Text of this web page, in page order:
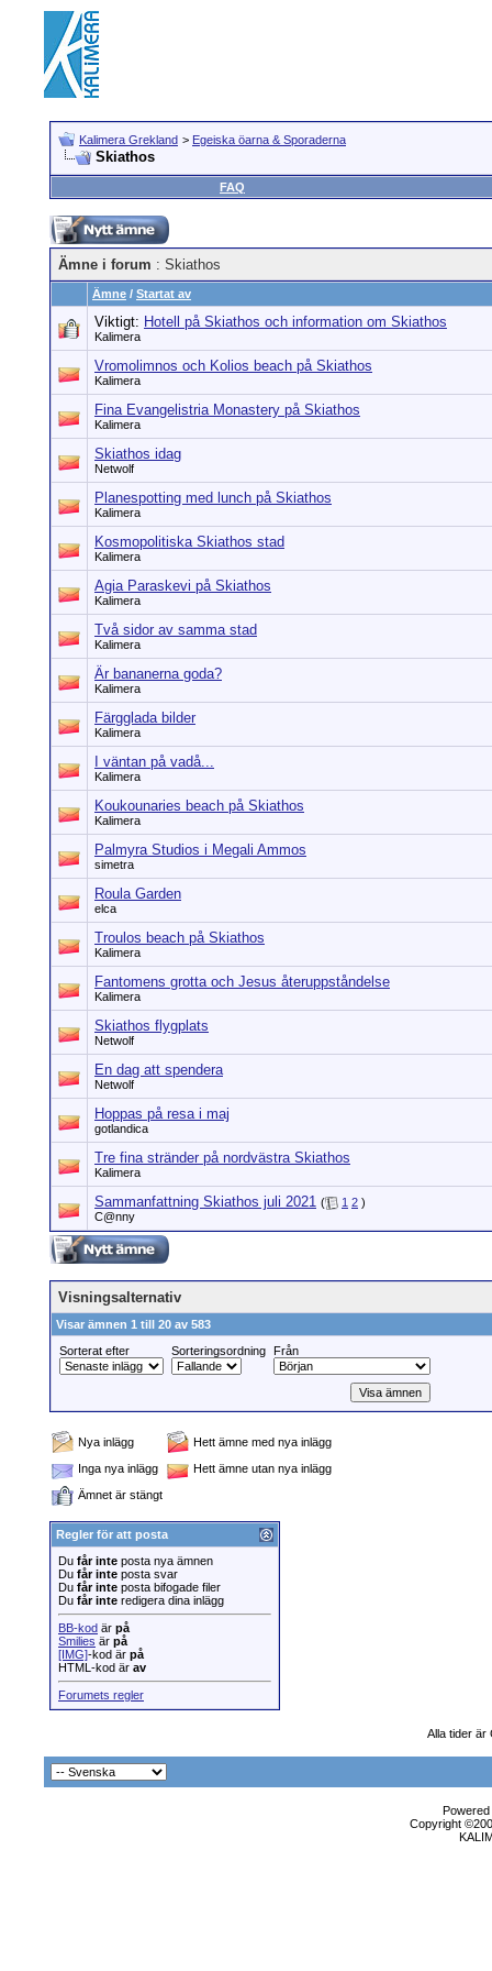
Kalimera Grekland > Egeiska öarna & Sporaderna
Skiathos
FAQ
Ämne i forum : Skiathos
Ämne / Startat av
Viktigt: Hotell på Skiathos och information om Skiathos
Kalimera
Vromolimnos och Kolios beach på Skiathos
Kalimera
Fina Evangelistria Monastery på Skiathos
Kalimera
Skiathos idag
Netwolf
Planespotting med lunch på Skiathos
Kalimera
Kosmopolitiska Skiathos stad
Kalimera
Agia Paraskevi på Skiathos
Kalimera
Två sidor av samma stad
Kalimera
Är bananerna goda?
Kalimera
Färgglada bilder
Kalimera
I väntan på vadå...
Kalimera
Koukounaries beach på Skiathos
Kalimera
Palmyra Studios i Megali Ammos
simetra
Roula Garden
elca
Troulos beach på Skiathos
Kalimera
Fantomens grotta och Jesus återuppståndelse
Kalimera
Skiathos flygplats
Netwolf
En dag att spendera
Netwolf
Hoppas på resa i maj
gotlandica
Tre fina stränder på nordvästra Skiathos
Kalimera
Sammanfattning Skiathos juli 2021 ( 1 2 )
C@nny
Visningsalternativ
Visar ämnen 1 till 20 av 583
Sorterat efter
Sorteringsordning Från
Nya inlägg
Hett ämne med nya inlägg
Inga nya inlägg
Hett ämne utan nya inlägg
Ämnet är stängt
Regler för att posta
Du får inte posta nya ämnen
Du får inte posta svar
Du får inte posta bifogade filer
Du får inte redigera dina inlägg
BB-kod är på
Smilies är på
[IMG]-kod är på
HTML-kod är av
Forumets regler
Alla tider är
Copyright